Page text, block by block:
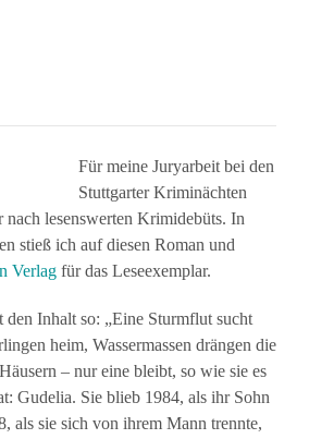
Für meine Juryarbeit bei den
Stuttgarter Kriminächten
nach lesenswerten Krimidebüts. In
stieß ich auf diesen Roman und
Verlag für das Leseexemplar.
den Inhalt so: „Eine Sturmflut sucht
heim, Wassermassen drängen die
– nur eine bleibt, so wie sie es
Gudelia. Sie blieb 1984, als ihr Sohn
als sie sich von ihrem Mann trennte,